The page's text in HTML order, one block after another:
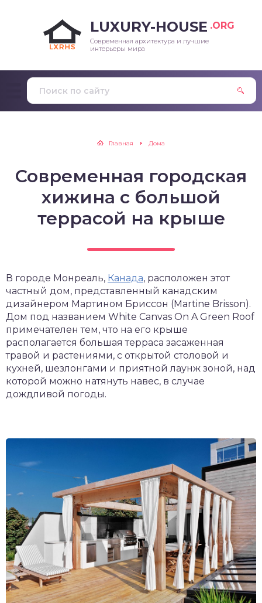
LUXURY-HOUSE .ORG
Современная архитектура и лучшие
интерьеры мира
Главная Дома
Современная городская
хижина с большой
террасой на крыше
В городе Монреаль, Канада, расположен этот
частный дом, представленный канадским
дизайнером Мартином Бриссон (Martine Brisson).
Дом под названием White Canvas On A Green Roof
примечателен тем, что на его крыше
располагается большая терраса засаженная
травой и растениями, с открытой столовой и
кухней, шезлонгами и приятной лаунж зоной, над
которой можно натянуть навес, в случае
дождливой погоды.